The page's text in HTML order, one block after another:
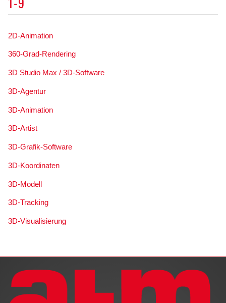
2D-Animation
360-Grad-Rendering
3D Studio Max / 3D-Software
3D-Agentur
3D-Animation
3D-Artist
3D-Grafik-Software
3D-Koordinaten
3D-Modell
3D-Tracking
3D-Visualisierung